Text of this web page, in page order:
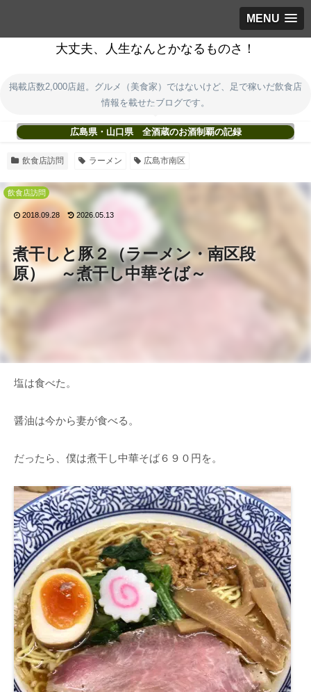
MENU
大丈夫、人生なんとかなるものさ！
掲載店数2,000店超。グルメ（美食家）ではないけど、足で稼いだ飲食店
情報を載せたブログです。
広島県・山口県 全酒蔵のお酒制覇の記録
飲食店訪問 ラーメン 広島市南区
煮干しと豚２（ラーメン・南区段
原） ～煮干し中華そば～
飲食店訪問
2018.09.28 2026.05.13
塩は食べた。
醤油は今から妻が食べる。
だったら、僕は煮干し中華そば６９０円を。